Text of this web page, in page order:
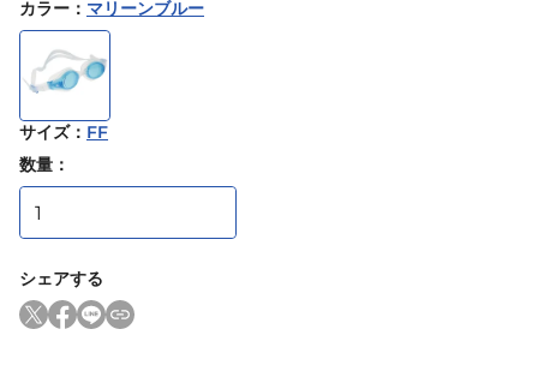
カラー ： マリーンブルー
サイズ： FF
数量：
シェアする